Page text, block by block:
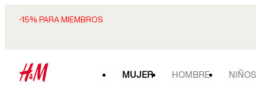
-15% PARA MIEMBROS
MUJER HOMBRE NIÑOS